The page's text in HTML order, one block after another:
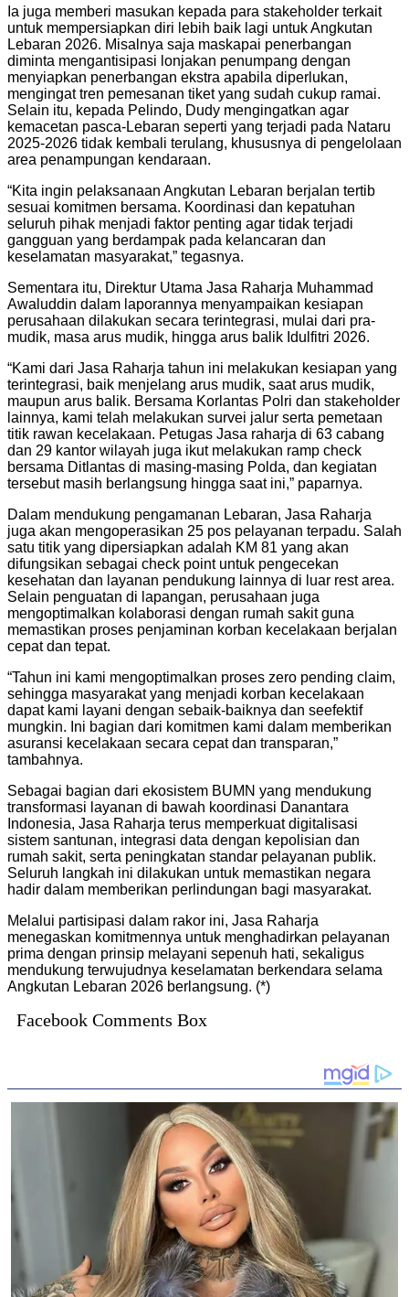
Ia juga memberi masukan kepada para stakeholder terkait
untuk mempersiapkan diri lebih baik lagi untuk Angkutan
Lebaran 2026. Misalnya saja maskapai penerbangan
diminta mengantisipasi lonjakan penumpang dengan
menyiapkan penerbangan ekstra apabila diperlukan,
mengingat tren pemesanan tiket yang sudah cukup ramai.
Selain itu, kepada Pelindo, Dudy mengingatkan agar
kemacetan pasca-Lebaran seperti yang terjadi pada Nataru
2025-2026 tidak kembali terulang, khususnya di pengelolaan
area penampungan kendaraan.
“Kita ingin pelaksanaan Angkutan Lebaran berjalan tertib
sesuai komitmen bersama. Koordinasi dan kepatuhan
seluruh pihak menjadi faktor penting agar tidak terjadi
gangguan yang berdampak pada kelancaran dan
keselamatan masyarakat,” tegasnya.
Sementara itu, Direktur Utama Jasa Raharja Muhammad
Awaluddin dalam laporannya menyampaikan kesiapan
perusahaan dilakukan secara terintegrasi, mulai dari pra-
mudik, masa arus mudik, hingga arus balik Idulfitri 2026.
“Kami dari Jasa Raharja tahun ini melakukan kesiapan yang
terintegrasi, baik menjelang arus mudik, saat arus mudik,
maupun arus balik. Bersama Korlantas Polri dan stakeholder
lainnya, kami telah melakukan survei jalur serta pemetaan
titik rawan kecelakaan. Petugas Jasa raharja di 63 cabang
dan 29 kantor wilayah juga ikut melakukan ramp check
bersama Ditlantas di masing-masing Polda, dan kegiatan
tersebut masih berlangsung hingga saat ini,” paparnya.
Dalam mendukung pengamanan Lebaran, Jasa Raharja
juga akan mengoperasikan 25 pos pelayanan terpadu. Salah
satu titik yang dipersiapkan adalah KM 81 yang akan
difungsikan sebagai check point untuk pengecekan
kesehatan dan layanan pendukung lainnya di luar rest area.
Selain penguatan di lapangan, perusahaan juga
mengoptimalkan kolaborasi dengan rumah sakit guna
memastikan proses penjaminan korban kecelakaan berjalan
cepat dan tepat.
“Tahun ini kami mengoptimalkan proses zero pending claim,
sehingga masyarakat yang menjadi korban kecelakaan
dapat kami layani dengan sebaik-baiknya dan seefektif
mungkin. Ini bagian dari komitmen kami dalam memberikan
asuransi kecelakaan secara cepat dan transparan,”
tambahnya.
Sebagai bagian dari ekosistem BUMN yang mendukung
transformasi layanan di bawah koordinasi Danantara
Indonesia, Jasa Raharja terus memperkuat digitalisasi
sistem santunan, integrasi data dengan kepolisian dan
rumah sakit, serta peningkatan standar pelayanan publik.
Seluruh langkah ini dilakukan untuk memastikan negara
hadir dalam memberikan perlindungan bagi masyarakat.
Melalui partisipasi dalam rakor ini, Jasa Raharja
menegaskan komitmennya untuk menghadirkan pelayanan
prima dengan prinsip melayani sepenuh hati, sekaligus
mendukung terwujudnya keselamatan berkendara selama
Angkutan Lebaran 2026 berlangsung. (*)
Facebook Comments Box